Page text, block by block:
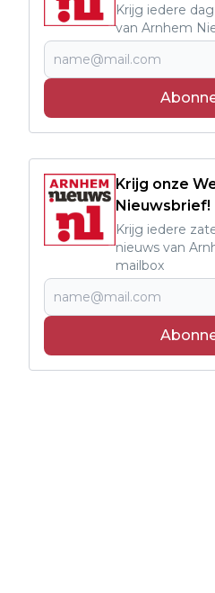
Krijg iedere
van Arnhem
Krijg onze
Nieuwsbrief!
Krijg iedere
nieuws van
mailbox